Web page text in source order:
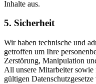
Inhalte aus.
5. Sicherheit
Wir haben technische und
getroffen um Ihre
Zerstörung, Manipulation
All unsere Mitarbeiter sowie
gültigen